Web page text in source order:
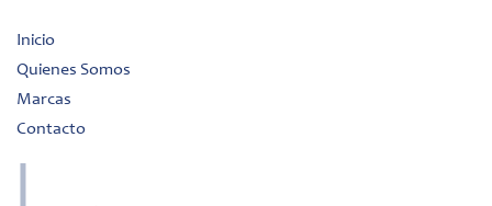
Inicio
Quienes Somos
Marcas
Contacto